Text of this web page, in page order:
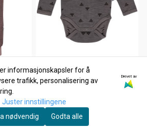
informasjonskapsler for å
trafikk, personalisering av
Drevet av
Juster innstillingene
nødvendig
Godta alle